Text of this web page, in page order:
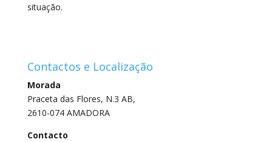
situação.
Contactos e Localização
Morada
Praceta das Flores, N.3 AB,
2610-074 AMADORA
Contacto